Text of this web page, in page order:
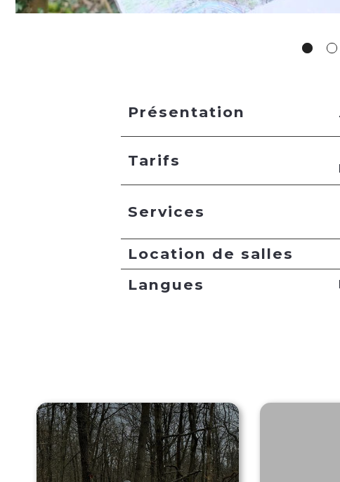
Présentation
Tarifs
Services
Location de salles
Langues